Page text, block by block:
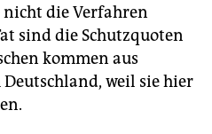
die Verfahren
sind die Schutzquoten
kommen aus
weil sie hier